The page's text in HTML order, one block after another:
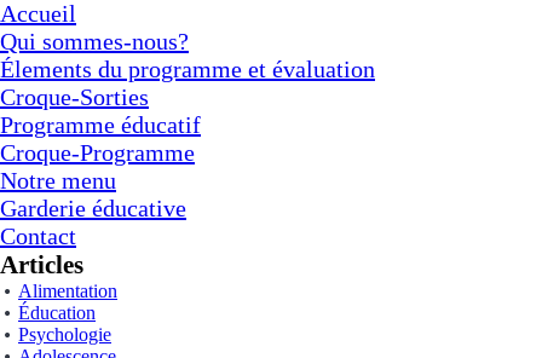
Accueil
Qui sommes-nous?
Élements du programme et évaluation
Croque-Sorties
Programme éducatif
Croque-Programme
Notre menu
Garderie éducative
Contact
Articles
Alimentation
Éducation
Psychologie